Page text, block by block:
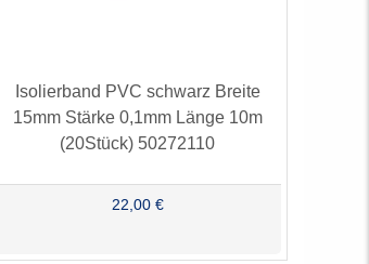
Isolierband PVC schwarz Breite
15mm Stärke 0,1mm Länge 10m
(20Stück) 50272110
22,00 €